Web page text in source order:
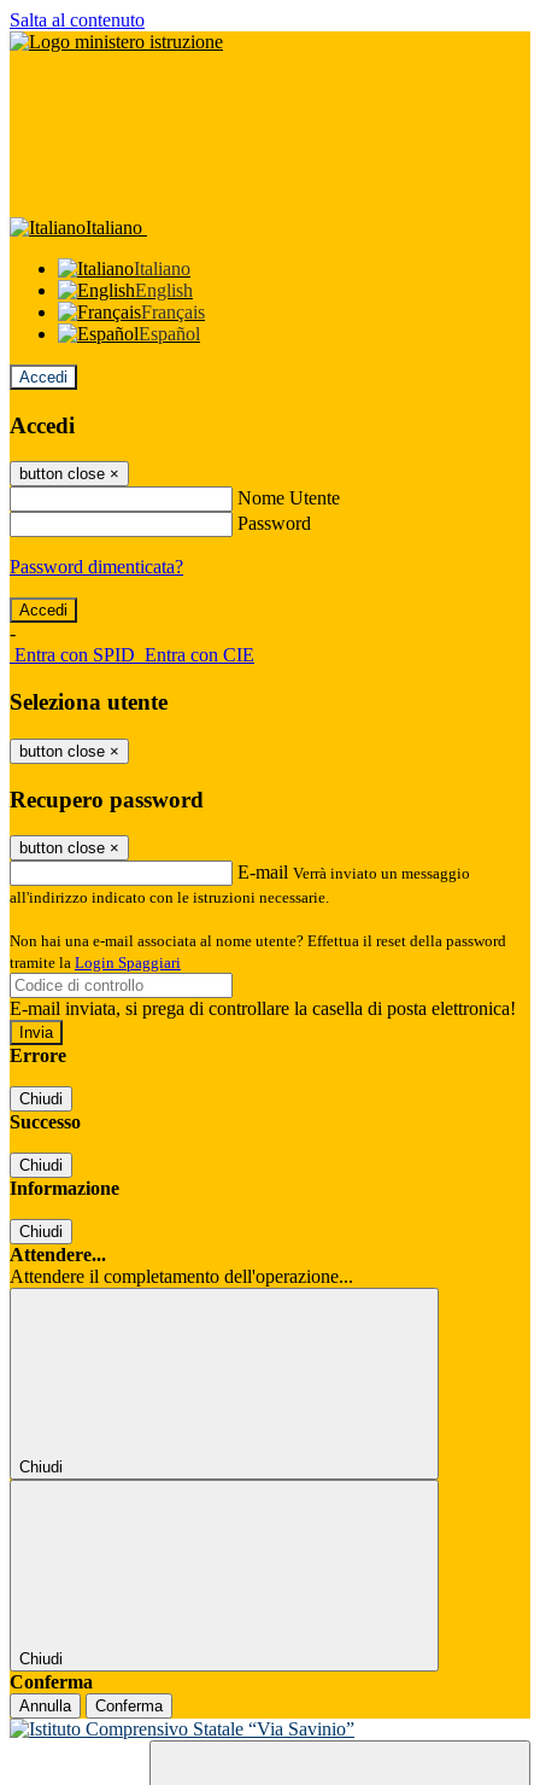
Salta al contenuto
Italiano
Italiano
English
Français
Español
Accedi
Accedi
button close ×
Nome Utente
Password
Password dimenticata?
-
Entra con SPID Entra con CIE
Seleziona utente
button close ×
Recupero password
button close ×
E-mail Verrà inviato un messaggio
all'indirizzo indicato con le istruzioni necessarie.
Non hai una e-mail associata al nome utente? Effettua il reset della password
tramite la Login Spaggiari
E-mail inviata, si prega di controllare la casella di posta elettronica!
Errore
Chiudi
Successo
Chiudi
Informazione
Chiudi
Attendere...
Attendere il completamento dell'operazione...
Chiudi
Chiudi
Conferma
Annulla Conferma